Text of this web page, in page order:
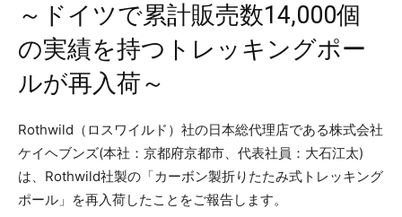
～ドイツで累計販売数14,000個
の実績を持つトレッキングポー
ルが再入荷～
Rothwild（ロスワイルド）社の日本総代理店である株式会社
ケイヘブンズ(本社：京都府京都市、代表社員：大石江太)
は、Rothwild社製の「カーボン製折りたたみ式トレッキング
ポール」を再入荷したことをご報告します。